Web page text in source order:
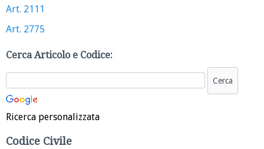
Art. 2111
Art. 2775
Cerca Articolo e Codice:
Ricerca personalizzata
Codice Civile